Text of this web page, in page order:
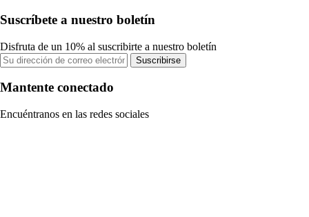
Suscríbete a nuestro boletín
Disfruta de un 10% al suscribirte a nuestro boletín
Suscribirse
Mantente conectado
Encuéntranos en las redes sociales